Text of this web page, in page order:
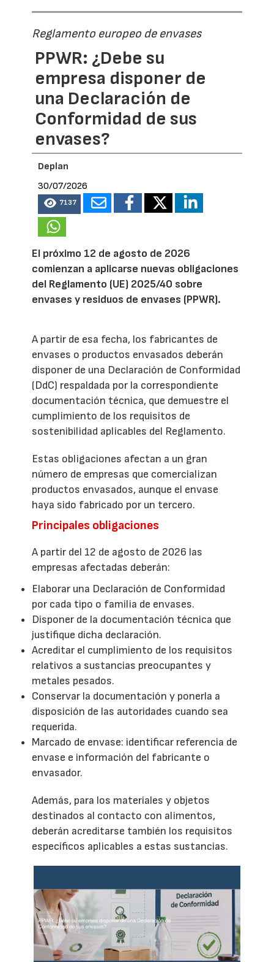
Reglamento europeo de envases
PPWR: ¿Debe su
empresa disponer de
una Declaración de
Conformidad de sus
envases?
Deplan
30/07/2026
7137
El próximo 12 de agosto de 2026
comienzan a aplicarse nuevas obligaciones
del Reglamento (UE) 2025/40 sobre
envases y residuos de envases (PPWR).
A partir de esa fecha, los fabricantes de
envases o productos envasados deberán
disponer de una Declaración de Conformidad
(DdC) respaldada por la correspondiente
documentación técnica, que demuestre el
cumplimiento de los requisitos de
sostenibilidad aplicables del Reglamento.
Estas obligaciones afectan a un gran
número de empresas que comercializan
productos envasados, aunque el envase
haya sido fabricado por un tercero.
Principales obligaciones
A partir del 12 de agosto de 2026 las
empresas afectadas deberán:
Elaborar una Declaración de Conformidad
por cada tipo o familia de envases.
Disponer de la documentación técnica que
justifique dicha declaración.
Acreditar el cumplimiento de los requisitos
relativos a sustancias preocupantes y
metales pesados.
Conservar la documentación y ponerla a
disposición de las autoridades cuando sea
requerida.
Marcado de envase: identificar referencia de
envase e información del fabricante o
envasador.
Además, para los materiales y objetos
destinados al contacto con alimentos,
deberán acreditarse también los requisitos
específicos aplicables a estas sustancias.